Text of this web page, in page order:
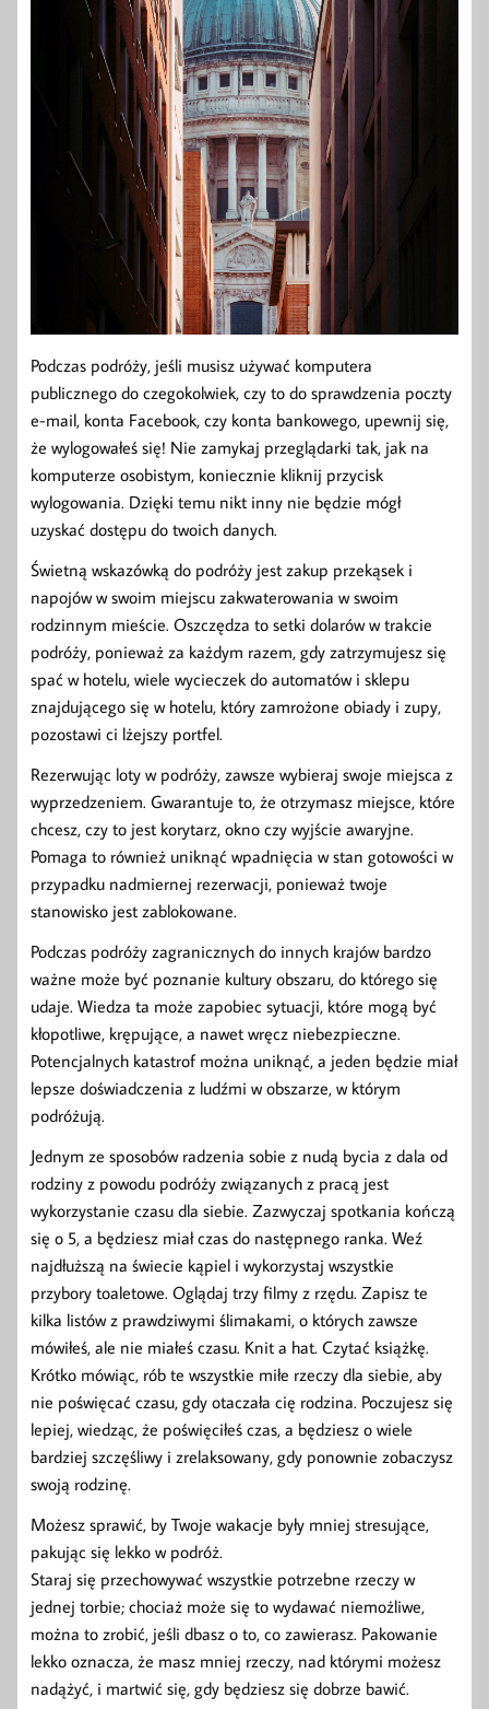
Podczas podróży, jeśli musisz używać komputera
publicznego do czegokolwiek, czy to do sprawdzenia poczty
e-mail, konta Facebook, czy konta bankowego, upewnij się,
że wylogowałeś się! Nie zamykaj przeglądarki tak, jak na
komputerze osobistym, koniecznie kliknij przycisk
wylogowania. Dzięki temu nikt inny nie będzie mógł
uzyskać dostępu do twoich danych.
Świetną wskazówką do podróży jest zakup przekąsek i
napojów w swoim miejscu zakwaterowania w swoim
rodzinnym mieście. Oszczędza to setki dolarów w trakcie
podróży, ponieważ za każdym razem, gdy zatrzymujesz się
spać w hotelu, wiele wycieczek do automatów i sklepu
znajdującego się w hotelu, który zamrożone obiady i zupy,
pozostawi ci lżejszy portfel.
Rezerwując loty w podróży, zawsze wybieraj swoje miejsca z
wyprzedzeniem. Gwarantuje to, że otrzymasz miejsce, które
chcesz, czy to jest korytarz, okno czy wyjście awaryjne.
Pomaga to również uniknąć wpadnięcia w stan gotowości w
przypadku nadmiernej rezerwacji, ponieważ twoje
stanowisko jest zablokowane.
Podczas podróży zagranicznych do innych krajów bardzo
ważne może być poznanie kultury obszaru, do którego się
udaje. Wiedza ta może zapobiec sytuacji, które mogą być
kłopotliwe, krępujące, a nawet wręcz niebezpieczne.
Potencjalnych katastrof można uniknąć, a jeden będzie miał
lepsze doświadczenia z ludźmi w obszarze, w którym
podróżują.
Jednym ze sposobów radzenia sobie z nudą bycia z dala od
rodziny z powodu podróży związanych z pracą jest
wykorzystanie czasu dla siebie. Zazwyczaj spotkania kończą
się o 5, a będziesz miał czas do następnego ranka. Weź
najdłuższą na świecie kąpiel i wykorzystaj wszystkie
przybory toaletowe. Oglądaj trzy filmy z rzędu. Zapisz te
kilka listów z prawdziwymi ślimakami, o których zawsze
mówiłeś, ale nie miałeś czasu. Knit a hat. Czytać książkę.
Krótko mówiąc, rób te wszystkie miłe rzeczy dla siebie, aby
nie poświęcać czasu, gdy otaczała cię rodzina. Poczujesz się
lepiej, wiedząc, że poświęciłeś czas, a będziesz o wiele
bardziej szczęśliwy i zrelaksowany, gdy ponownie zobaczysz
swoją rodzinę.
Możesz sprawić, by Twoje wakacje były mniej stresujące,
pakując się lekko w podróż.
Staraj się przechowywać wszystkie potrzebne rzeczy w
jednej torbie; chociaż może się to wydawać niemożliwe,
można to zrobić, jeśli dbasz o to, co zawierasz. Pakowanie
lekko oznacza, że ​​masz mniej rzeczy, nad którymi możesz
nadążyć, i martwić się, gdy będziesz się dobrze bawić.